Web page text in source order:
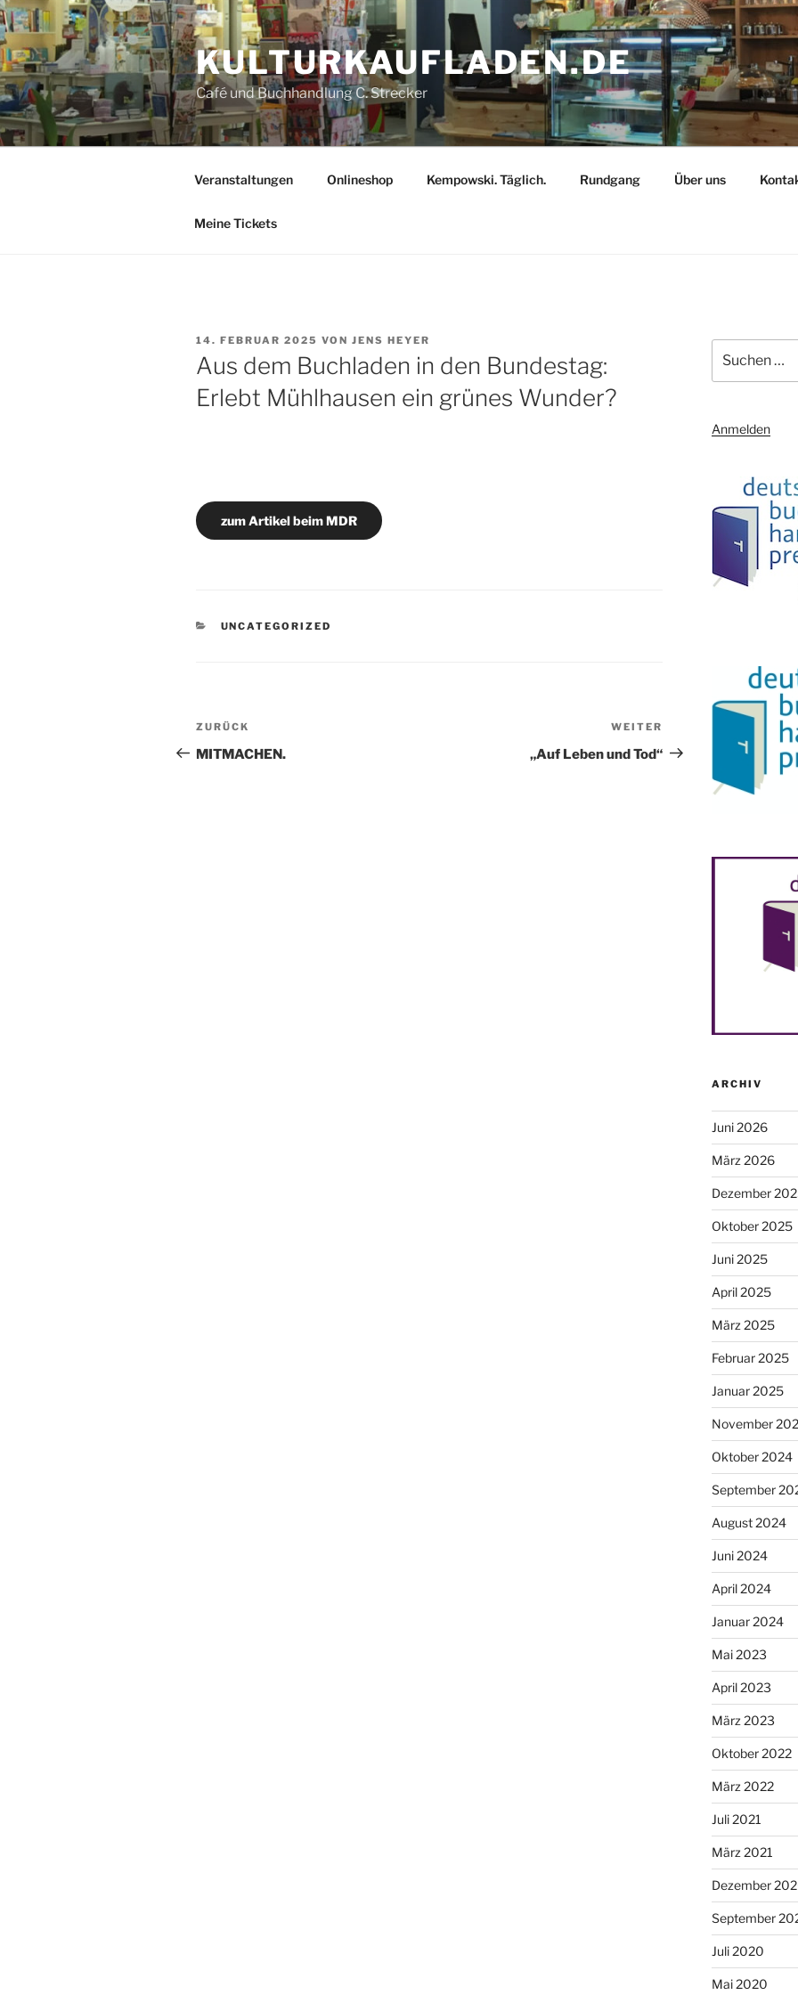
Zum
Inhalt
springen
KULTUR­KAUFLADEN.DE
Café und Buchhandlung C. Strecker
Veranstaltungen Onlineshop Kempowski. Täglich. Rundgang Über uns
Meine Tickets
VERÖFFENTLICHT
AM
14. FEBRUAR 2025 VON JENS HEYER
Aus dem Buchladen in den Bundestag:
Erlebt Mühlhausen ein grünes Wunder?
zum Artikel beim MDR
KATEGORIEN
UNCATEGORIZED
Beitragsnavigation
Vorheriger
Beitrag
ZURÜCK
MITMACHEN.
Beitrag
WEITER
„Auf Leben und Tod“
nach:
Anmelden
ARCHIV
Juni 2026
März 2026
Dezember
Oktober 2025
Juni 2025
April 2025
März 2025
Februar 2025
Januar 2025
November
Oktober 2024
September
August 2024
Juni 2024
April 2024
Januar 2024
Mai 2023
April 2023
März 2023
Oktober 2022
März 2022
Juli 2021
März 2021
Dezember
September
Juli 2020
Mai 2020